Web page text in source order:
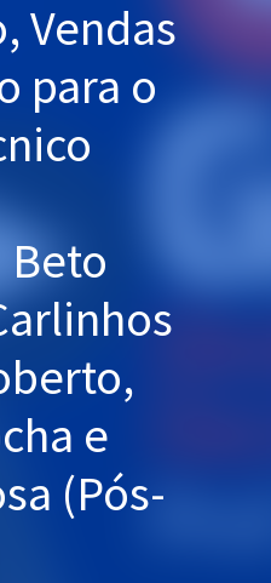
Vendas
para o
Beto
e
(Pós-